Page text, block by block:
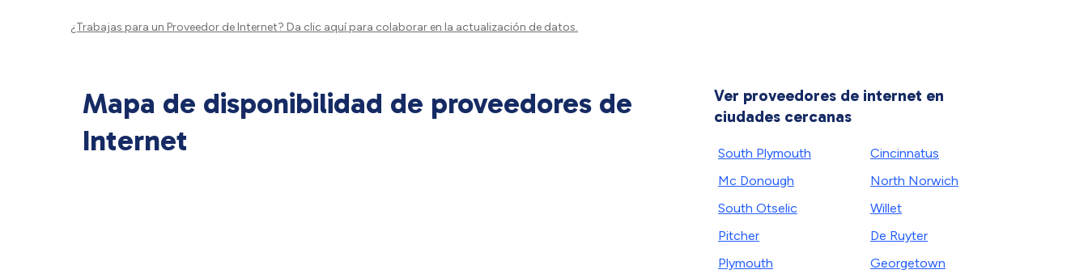
¿Trabajas para un Proveedor de Internet? Da clic aquípara colaborar en la actualización de datos.
Mapa de disponibilidad de proveedores de
Internet
Ver proveedores de internet en
ciudades cercanas
South Plymouth
Mc Donough
South Otselic
Pitcher
Plymouth
Cincinnatus
North Norwich
Willet
De Ruyter
Georgetown